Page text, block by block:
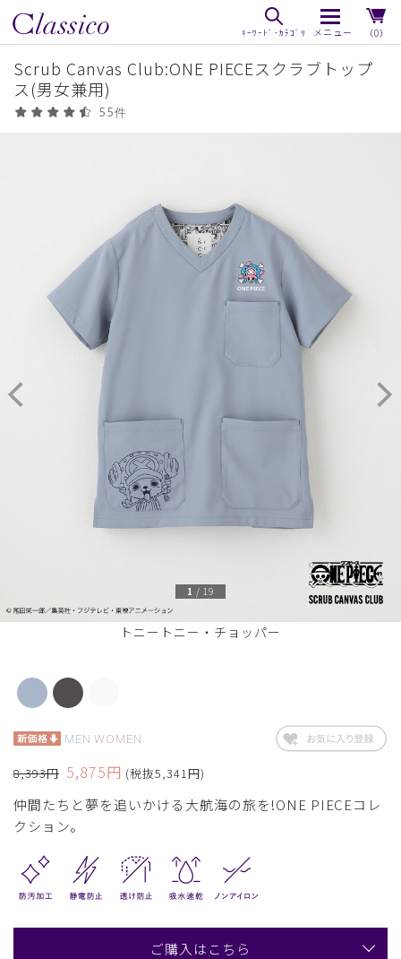
（0）
Scrub Canvas Club:ONE PIECEスクラブトップ
ス(男女兼用)
55件
トニートニー・チョッパー
1 / 19
MEN WOMEN
8,393円 5,875円 (税抜5,341円)
仲間たちと夢を追いかける大航海の旅を!ONE PIECEコレ
クション。
ご購入はこちら